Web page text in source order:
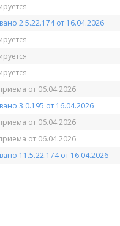
2.5.22.174 от 16.04.2026
от 06.04.2026
3.0.195 от 16.04.2026
от 06.04.2026
от 06.04.2026
11.5.22.174 от 16.04.2026